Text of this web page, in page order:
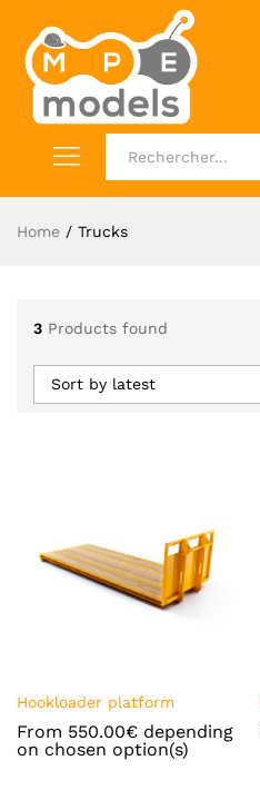
Home / Trucks
3 Products found
Sort by latest
Ajou
ter à
la
Hookloader platform
From 550.00€ depending
on chosen option(s)